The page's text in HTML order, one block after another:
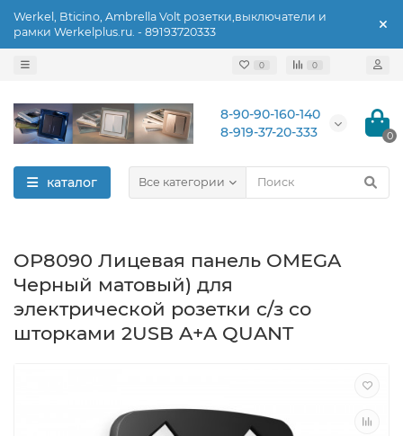
Werkel, Bticino, Ambrella Volt розетки,выключатели и
рамки Werkelplus.ru. - 89193720333
0 0
8-90-90-160-140
8-919-37-20-333
0
каталог Все категории
OP8090 Лицевая панель OMEGA
Черный матовый) для
электрической розетки с/з со
шторками 2USB A+A QUANT